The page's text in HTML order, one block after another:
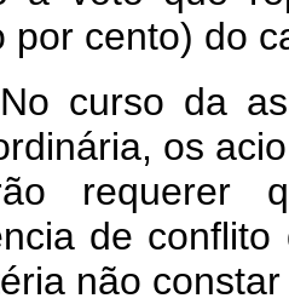
por cento) do
curso da
os
requerer
de
não